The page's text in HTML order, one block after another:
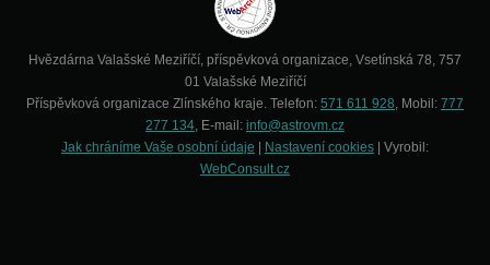
Hvězdárna Valašské Meziříčí, příspěvková organizace, Vsetínská 78, 757
01 Valašské Meziříčí
Příspěvková organizace Zlínského kraje. Telefon: 571 611 928, Mobil: 777
277 134, E-mail: info@astrovm.cz
Jak chráníme Vaše osobní údaje
Nastavení cookies | Vyrobil:
WebConsult.cz